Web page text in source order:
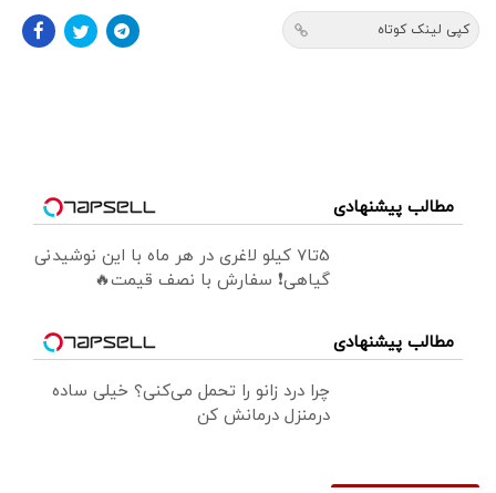
کپی لینک کوتاه
مطالب پیشنهادی
5تا7 کیلو لاغری در هر ماه با این نوشیدنی
گیاهی❗ سفارش با نصف قیمت🔥
مطالب پیشنهادی
چرا درد زانو را تحمل می‌کنی؟ خیلی ساده
درمنزل درمانش کن